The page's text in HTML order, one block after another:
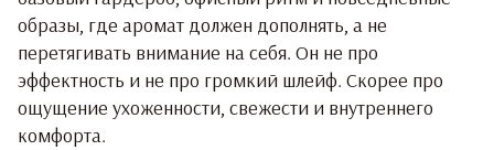
образы, где аромат должен дополнять, а не
перетягивать внимание на себя. Он не про
эффектность и не про громкий шлейф. Скорее про
ощущение ухоженности, свежести и внутреннего
комфорта.